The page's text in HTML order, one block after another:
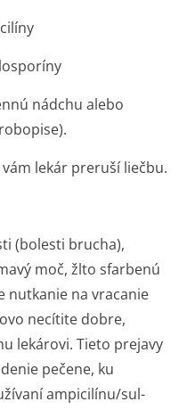
nádchu alebo
lekár preruší liečbu.
(bolesti brucha),
moč, žlto sfarbenú
nutkanie na vracanie
necítite dobre,
lekárovi. Tieto prejavy
pečene, ku
ampicilínu/sul­